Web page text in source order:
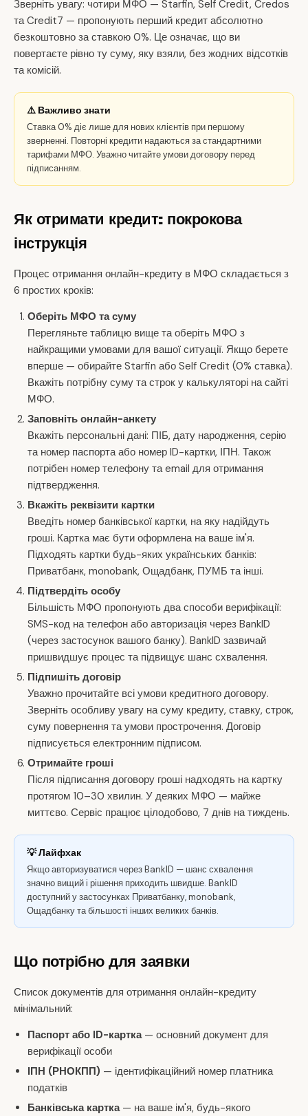
Зверніть увагу: чотири МФО — Starfin, Self Credit, Credos
та Credit7 — пропонують перший кредит абсолютно
безкоштовно за ставкою 0%. Це означає, що ви
повертаєте рівно ту суму, яку взяли, без жодних відсотків
та комісій.
⚠️ Важливо знати
Ставка 0% діє лише для нових клієнтів при першому
зверненні. Повторні кредити надаються за стандартними
тарифами МФО. Уважно читайте умови договору перед
підписанням.
Як отримати кредит: покрокова
інструкція
Процес отримання онлайн-кредиту в МФО складається з
6 простих кроків:
Оберіть МФО та суму
Перегляньте таблицю вище та оберіть МФО з
найкращими умовами для вашої ситуації. Якщо берете
вперше — обирайте Starfin або Self Credit (0% ставка).
Вкажіть потрібну суму та строк у калькуляторі на сайті
МФО.
Заповніть онлайн-анкету
Вкажіть персональні дані: ПІБ, дату народження, серію
та номер паспорта або номер ID-картки, ІПН. Також
потрібен номер телефону та email для отримання
підтвердження.
Вкажіть реквізити картки
Введіть номер банківської картки, на яку надійдуть
гроші. Картка має бути оформлена на ваше ім'я.
Підходять картки будь-яких українських банків:
Приватбанк, monobank, Ощадбанк, ПУМБ та інші.
Підтвердіть особу
Більшість МФО пропонують два способи верифікації:
SMS-код на телефон або авторизація через BankID
(через застосунок вашого банку). BankID зазвичай
пришвидшує процес та підвищує шанс схвалення.
Підпишіть договір
Уважно прочитайте всі умови кредитного договору.
Зверніть особливу увагу на суму кредиту, ставку, строк,
суму повернення та умови прострочення. Договір
підписується електронним підписом.
Отримайте гроші
Після підписання договору гроші надходять на картку
протягом 10–30 хвилин. У деяких МФО — майже
миттєво. Сервіс працює цілодобово, 7 днів на тиждень.
💡 Лайфхак
Якщо авторизуватися через BankID — шанс схвалення
значно вищий і рішення приходить швидше. BankID
доступний у застосунках Приватбанку, monobank,
Ощадбанку та більшості інших великих банків.
Що потрібно для заявки
Список документів для отримання онлайн-кредиту
мінімальний:
Паспорт або ID-картка— основний документ для
верифікації особи
ІПН (РНОКПП) — ідентифікаційний номер платника
податків
Банківська картка— на ваше ім'я, будь-якого